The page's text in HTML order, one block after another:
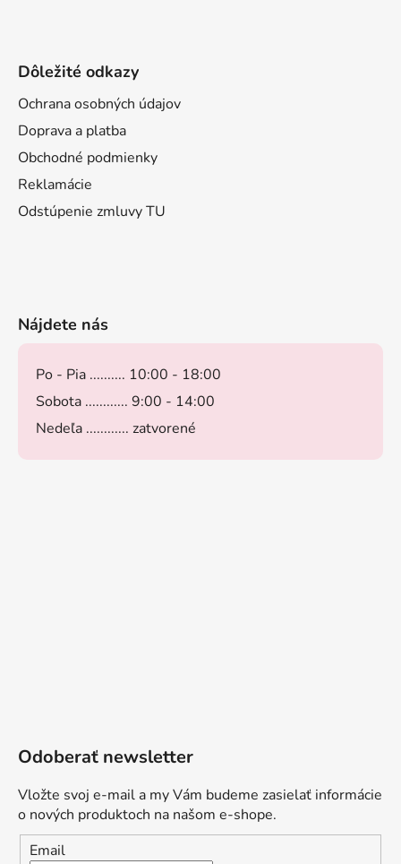
Dôležité odkazy
Ochrana osobných údajov
Doprava a platba
Obchodné podmienky
Reklamácie
Odstúpenie zmluvy TU
Nájdete nás
Po - Pia .......... 10:00 - 18:00
Sobota ............ 9:00 - 14:00
Nedeľa ............ zatvorené
Odoberať newsletter
Vložte svoj e-mail a my Vám budeme zasielať informácie
o nových produktoch na našom e-shope.
Email